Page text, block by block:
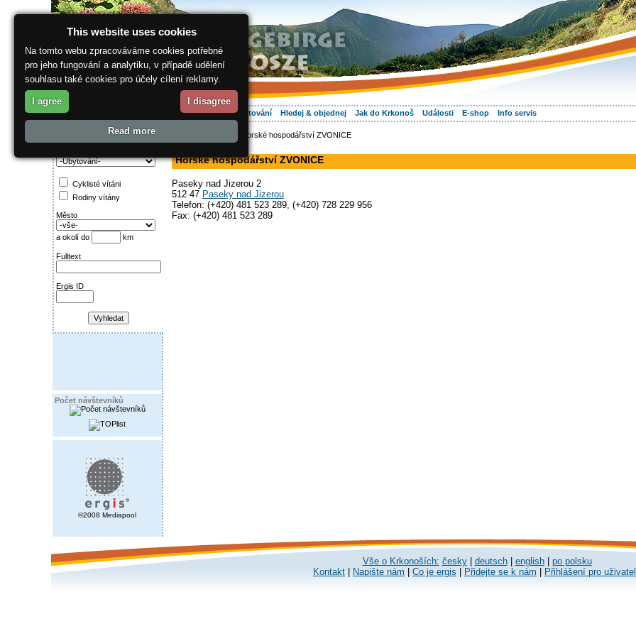
O regionu Vaše dovolená Ubytování Hledej & objednej Jak do Krkonoš Události E-shop Info servis
Najděte si:
Cyklisté vítáni
Rodiny vítány
Město
a okolí do km
Fulltext
Ergis ID
Počet návštevníků
©2008 Mediapool
> Horské hospodářství ZVONICE
Horské hospodářství ZVONICE
Paseky nad Jizerou 2
512 47 Paseky nad Jizerou
Telefon: (+420) 481 523 289, (+420) 728 229 956
Fax: (+420) 481 523 289
Vše o Krkonoších: česky| deutsch| english| po polsku
Kontakt
Napište nám Co je ergis Přidejte se k nám Přihlášení pro
This website uses cookies
Na tomto webu zpracováváme cookies potřebné
pro jeho fungování a analytiku, v případě udělení
souhlasu také cookies pro účely cílení reklamy.
I agree I disagree
Read more